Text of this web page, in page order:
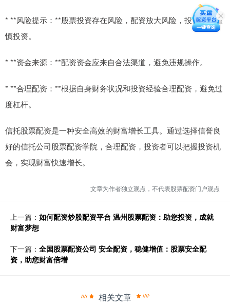
* **风险提示：**股票投资存在风险，配资放大风险，投资者应谨
慎投资。
* **资金来源：**配资资金应来自合法渠道，避免违规操作。
* **合理配资：**根据自身财务状况和投资经验合理配资，避免过
度杠杆。
信托股票配资是一种安全高效的财富增长工具。通过选择信誉良
好的信托公司股票配资学院，合理配资，投资者可以把握投资机
会，实现财富快速增长。
文章为作者独立观点，不代表股票配资门户观点
上一篇： 如何配资炒股配资平台 温州股票配资：助您投资，成就
财富梦想
下一篇： 全国股票配资公司 安全配资，稳健增值：股票安全配
资，助您财富倍增
相关文章